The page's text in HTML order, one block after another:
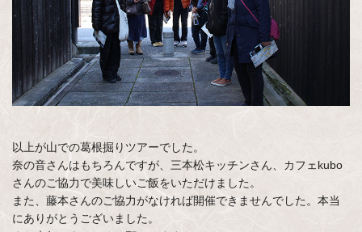
以上が山での葛根掘りツアーでした。
奈の音さんはもちろんですが、三本松キッチンさん、カフェkubo
さんのご協力で美味しいご飯をいただけました。
また、藤本さんのご協力がなければ開催できませんでした。本当
にありがとうございました。